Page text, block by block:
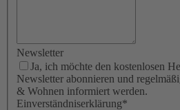
Newsletter
Ja, ich möchte den kostenlosen
Newsletter abonnieren und
& Wohnen informiert werden.
Einverständniserklärung*